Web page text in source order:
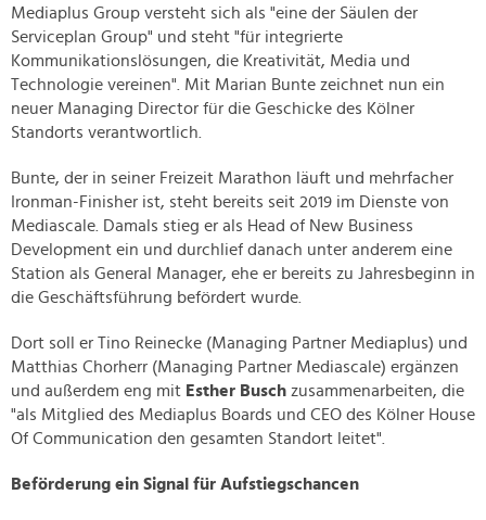
Mediaplus Group versteht sich als "eine der Säulen der
Serviceplan Group" und steht "für integrierte
Kommunikationslösungen, die Kreativität, Media und
Technologie vereinen". Mit Marian Bunte zeichnet nun ein
neuer Managing Director für die Geschicke des Kölner
Standorts verantwortlich.
Bunte, der in seiner Freizeit Marathon läuft und mehrfacher
Ironman-Finisher ist, steht bereits seit 2019 im Dienste von
Mediascale. Damals stieg er als Head of New Business
Development ein und durchlief danach unter anderem eine
Station als General Manager, ehe er bereits zu Jahresbeginn in
die Geschäftsführung befördert wurde.
Dort soll er Tino Reinecke (Managing Partner Mediaplus) und
Matthias Chorherr (Managing Partner Mediascale) ergänzen
und außerdem eng mit Esther Busch zusammenarbeiten, die
"als Mitglied des Mediaplus Boards und CEO des Kölner House
Of Communication den gesamten Standort leitet".
Beförderung ein Signal für Aufstiegschancen